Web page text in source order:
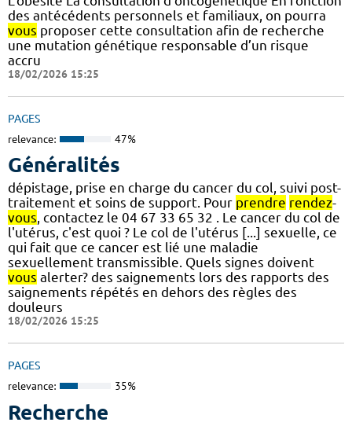
des antécédents personnels et familiaux, on pourra
vous proposer cette consultation afin de recherche
une mutation génétique responsable d’un risque
accru
18/02/2026 15:25
PAGES
relevance: 47%
Généralités
dépistage, prise en charge du cancer du col, suivi post-
traitement et soins de support. Pour prendre rendez-
vous, contactez le 04 67 33 65 32 . Le cancer du col de
l'utérus, c'est quoi ? Le col de l'utérus [...] sexuelle, ce
qui fait que ce cancer est lié une maladie
sexuellement transmissible. Quels signes doivent
vous alerter? des saignements lors des rapports des
saignements répétés en dehors des règles des
douleurs
18/02/2026 15:25
PAGES
relevance: 35%
Recherche